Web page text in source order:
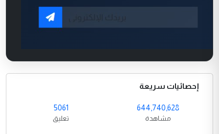
إحصائيات سريعة
644,740,628
مشاهدة
5061
تعليق